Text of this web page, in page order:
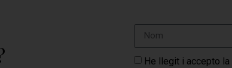
He llegit i accepto la